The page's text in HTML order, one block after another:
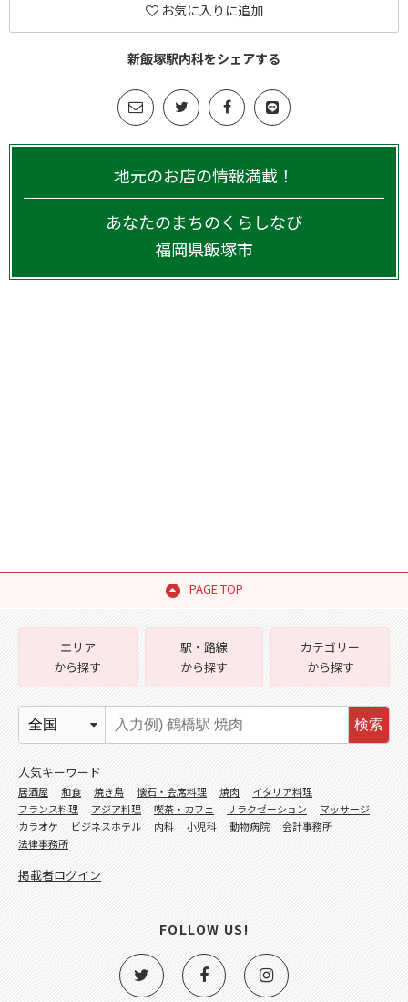
お気に入りに追加
新飯塚駅内科をシェアする
地元のお店の情報満載！
あなたのまちのくらしなび
福岡県飯塚市
PAGE TOP
エリア
から探す
駅・路線
から探す
カテゴリー
から探す
検索
人気キーワード
居酒屋 和食 焼き鳥 懐石・会席料理 焼肉
イタリア料理
フランス料理
アジア料理 喫茶・カフェ リラクゼーション
マッサージ
カラオケ
ビジネスホテル 内科 小児科 動物病院
会計事務所
法律事務所
掲載者ログイン
FOLLOW US!